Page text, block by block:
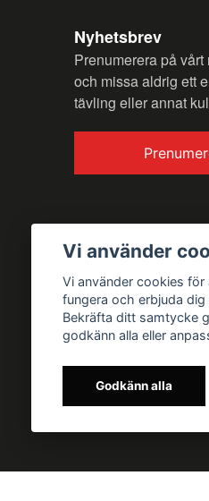
Nyhetsbrev
Prenumerera på
och missa aldrig ett
tävling eller annat
Vi använder
Vi använder cookies
fungera och erbjuda
Bekräfta ditt samtycke
godkänn alla eller
Godkänn alla